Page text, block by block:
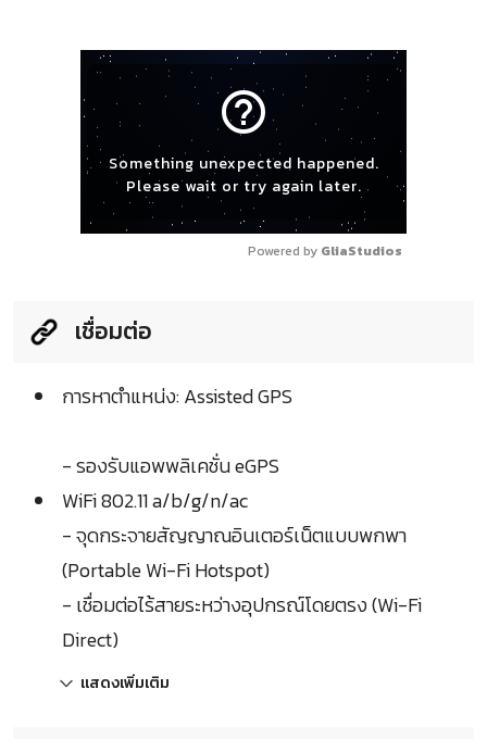
help_outline
Something unexpected happened.
Please wait or try again later.
Powered by GliaStudios
เชื่อมต่อ
การหาตำแหน่ง: Assisted GPS
- รองรับแอพพลิเคชั่น eGPS
WiFi 802.11 a/b/g/n/ac
- จุดกระจายสัญญาณอินเตอร์เน็ตแบบพกพา
(Portable Wi-Fi Hotspot)
- เชื่อมต่อไร้สายระหว่างอุปกรณ์โดยตรง (Wi-Fi
Direct)
แสดงเพิ่มเติม